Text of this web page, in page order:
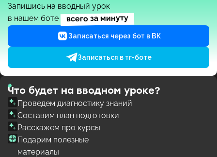
Запишись на вводный урок
в нашем боте
всего за минуту
Записаться через бот в ВК
Записаться в тг-боте
Что будет на вводном уроке?
Проведем диагностику знаний
Составим план подготовки
Расскажем про курсы
Подарим полезные
материалы